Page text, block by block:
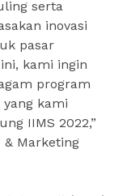
serta
inovasi
pasar
kami ingin
program
kami
IIMS 2022,”
& Marketing